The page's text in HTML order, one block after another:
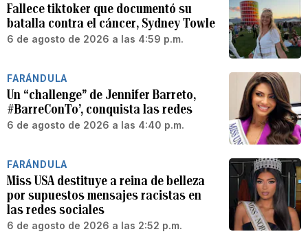
Fallece tiktoker que documentó su
batalla contra el cáncer, Sydney Towle
6 de agosto de 2026 a las 4:59 p.m.
FARÁNDULA
Un “challenge” de Jennifer Barreto,
#BarreConTo’, conquista las redes
6 de agosto de 2026 a las 4:40 p.m.
FARÁNDULA
Miss USA destituye a reina de belleza
por supuestos mensajes racistas en
las redes sociales
6 de agosto de 2026 a las 2:52 p.m.